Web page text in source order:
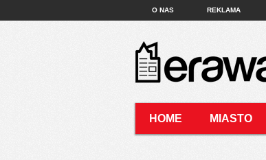
O NAS REKLAMA
HOME MIASTO